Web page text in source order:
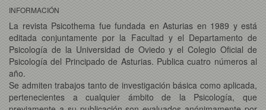
INFORMACIÓN
La revista Psicothema fue fundada en Asturias en 1989 y está
editada conjuntamente por la Facultad y el Departamento de
Psicología de la Universidad de Oviedo y el Colegio Oficial de
Psicología del Principado de Asturias. Publica cuatro números al
año.
Se admiten trabajos tanto de investigación básica como aplicada,
pertenecientes a cualquier ámbito de la Psicología, que